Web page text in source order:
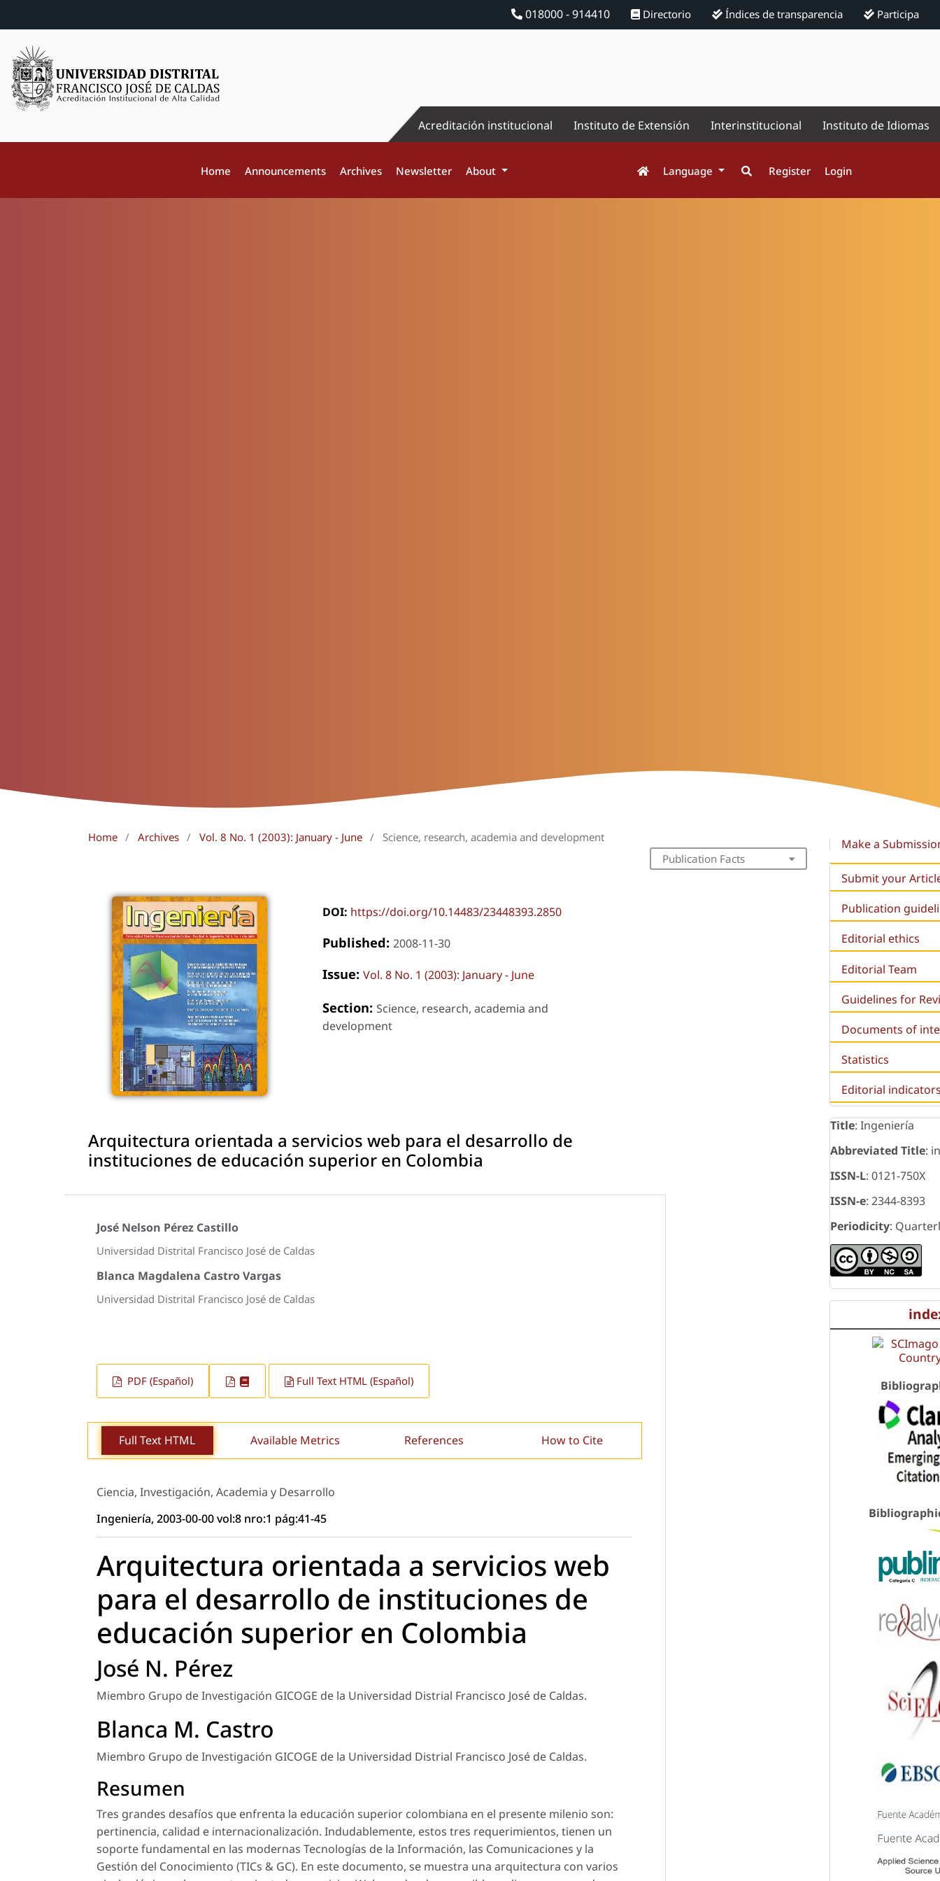
018000 - 914410 Directorio Índices de transparencia Participa
Acreditación institucional Instituto de Extensión Interinstitucional Instituto de Idiomas
Home Announcements Archives Newsletter About Language Register Login
Home / Archives / Vol. 8 No. 1 (2003): January - June / Science, research, academia and development
DOI: https://doi.org/10.14483/23448393.2850
Published: 2008-11-30
Issue: Vol. 8 No. 1 (2003): January - June
Section: Science, research, academia and
development
Arquitectura orientada a servicios web para el desarrollo de
instituciones de educación superior en Colombia
José Nelson Pérez Castillo
Universidad Distrital Francisco José de Caldas
Blanca Magdalena Castro Vargas
Universidad Distrital Francisco José de Caldas
PDF (Español) Full Text HTML (Español)
Full Text HTML Available Metrics References How to Cite
Ciencia, Investigación, Academia y Desarrollo
Ingeniería, 2003-00-00 vol:8 nro:1 pág:41-45
Arquitectura orientada a servicios web
para el desarrollo de instituciones de
educación superior en Colombia
José N. Pérez
Miembro Grupo de Investigación GICOGE de la Universidad Distrial Francisco José de Caldas.
Blanca M. Castro
Miembro Grupo de Investigación GICOGE de la Universidad Distrial Francisco José de Caldas.
Resumen
Tres grandes desafíos que enfrenta la educación superior colombiana en el presente milenio son:
pertinencia, calidad e internacionalización. Indudablemente, estos tres requerimientos, tienen un
soporte fundamental en las modernas Tecnologías de la Información, las Comunicaciones y la
Gestión del Conocimiento (TICs & GC). En este documento, se muestra una arquitectura con varios
Publication Facts
Make a
Submit your
Publication
Editorial ethics
Editorial Team
Guidelines for
Documents of
Statistics
Editorial
Title: Ingeniería
Abbreviated Title:
ISSN-L: 0121-750X
ISSN-e: 2344-8393
Periodicity: